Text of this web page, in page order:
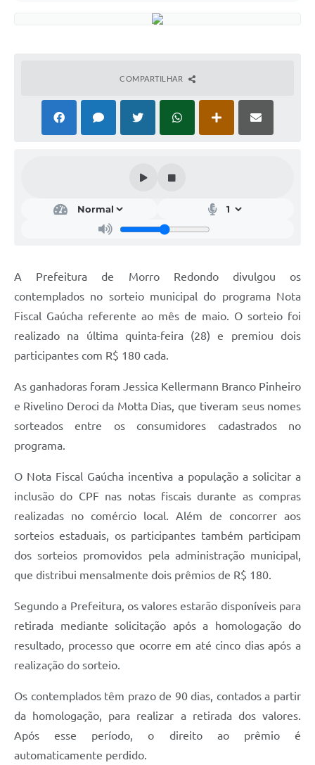
Serviço de Inspeção Municipal - SIM
Transparência
Projetos
SIC
COMPARTILHAR
A Prefeitura de Morro Redondo divulgou os
contemplados no sorteio municipal do programa Nota
Fiscal Gaúcha referente ao mês de maio. O sorteio foi
realizado na última quinta-feira (28) e premiou dois
participantes com R$ 180 cada.
As ganhadoras foram Jessica Kellermann Branco Pinheiro
e Rivelino Deroci da Motta Dias, que tiveram seus nomes
sorteados entre os consumidores cadastrados no
programa.
O Nota Fiscal Gaúcha incentiva a população a solicitar a
inclusão do CPF nas notas fiscais durante as compras
realizadas no comércio local. Além de concorrer aos
sorteios estaduais, os participantes também participam
dos sorteios promovidos pela administração municipal,
que distribui mensalmente dois prêmios de R$ 180.
Segundo a Prefeitura, os valores estarão disponíveis para
retirada mediante solicitação após a homologação do
resultado, processo que ocorre em até cinco dias após a
realização do sorteio.
Os contemplados têm prazo de 90 dias, contados a partir
da homologação, para realizar a retirada dos valores.
Após esse período, o direito ao prêmio é
automaticamente perdido.